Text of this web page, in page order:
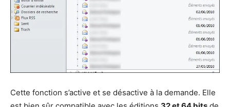
Cette fonction s’active et se désactive à la demande. Elle